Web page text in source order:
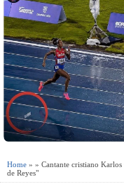
o
n
Home » » Cantante cristiano
de Reyes"